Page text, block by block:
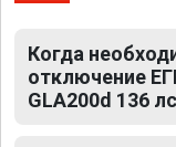
Когда
отключение
GLA200d 136